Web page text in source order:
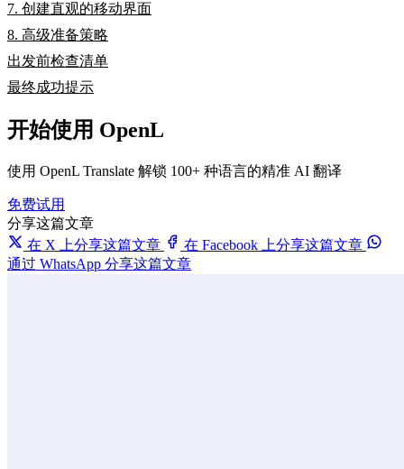
7. 创建直观的移动界面
8. 高级准备策略
出发前检查清单
最终成功提示
开始使用 OpenL
使用 OpenL Translate 解锁 100+ 种语言的精准 AI 翻译
免费试用
分享这篇文章
在 X 上分享这篇文章
在 Facebook 上分享这篇文章
通过 WhatsApp 分享这篇文章